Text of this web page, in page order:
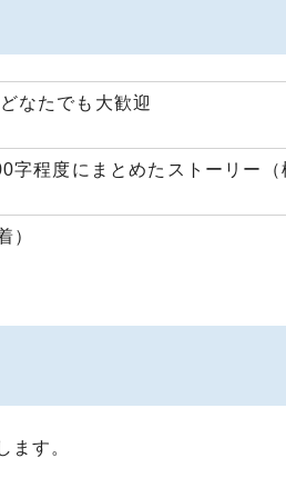
なたでも大歓迎
字程度にまとめたストーリー（
）
ます。